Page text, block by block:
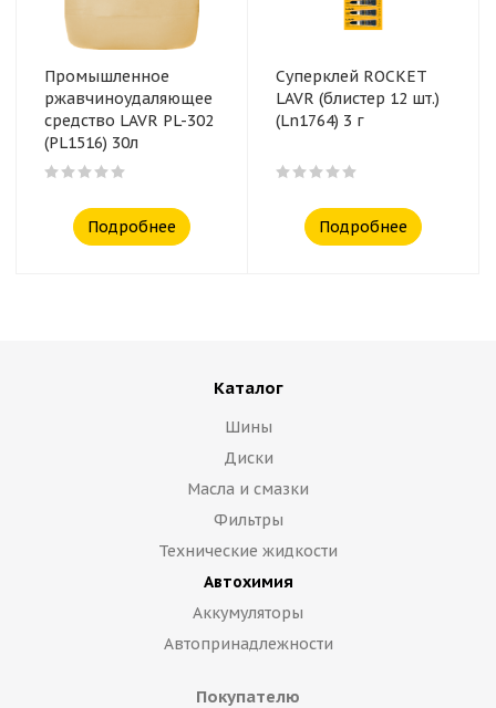
Промышленное
ржавчиноудаляющее
средство LAVR PL-302
(PL1516) 30л
Подробнее
Суперклей ROCKET
LAVR (блистер 12 шт.)
(Ln1764) 3 г
Подробнее
Каталог
Шины
Диски
Масла и смазки
Фильтры
Технические жидкости
Автохимия
Аккумуляторы
Автопринадлежности
Покупателю